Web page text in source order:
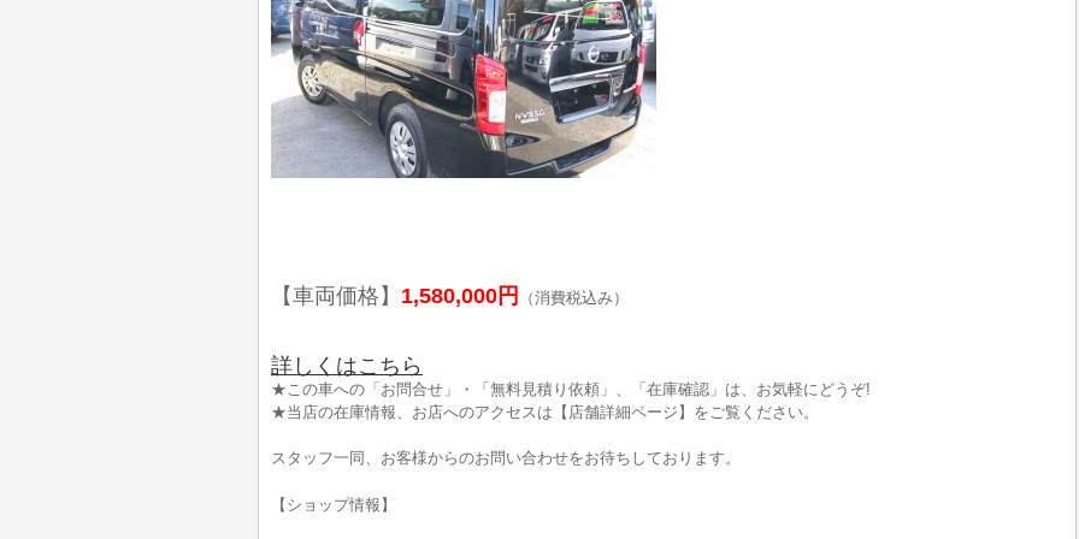
【車両価格】 1,580,000円 （消費税込み）
詳しくはこちら
★この車への「お問合せ」・「無料見積り依頼」、「在庫確認」は、お気軽にどうぞ!
★当店の在庫情報、お店へのアクセスは【店舗詳細ページ】をご覧ください。
スタッフ一同、お客様からのお問い合わせをお待ちしております。
【ショップ情報】